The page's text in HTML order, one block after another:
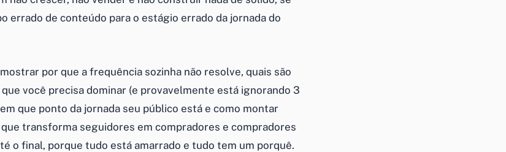
errado de conteúdo para o estágio errado da jornada do
por que a frequência sozinha não resolve, quais são
você precisa dominar (e provavelmente está ignorando 3
que ponto da jornada seu público está e como montar
transforma seguidores em compradores e compradores
o final, porque tudo está amarrado e tudo tem um porquê.